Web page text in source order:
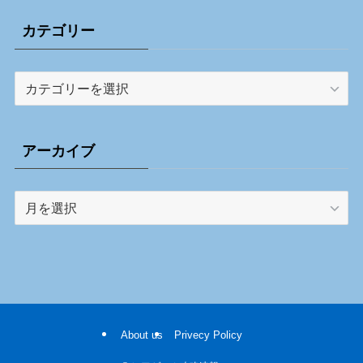
カテゴリー
ー
アーカイブ
About us Privecy Policy